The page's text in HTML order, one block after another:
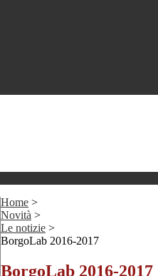
Home >
Novità >
Le notizie >
BorgoLab 2016-2017
BorgoLab 2016-2017